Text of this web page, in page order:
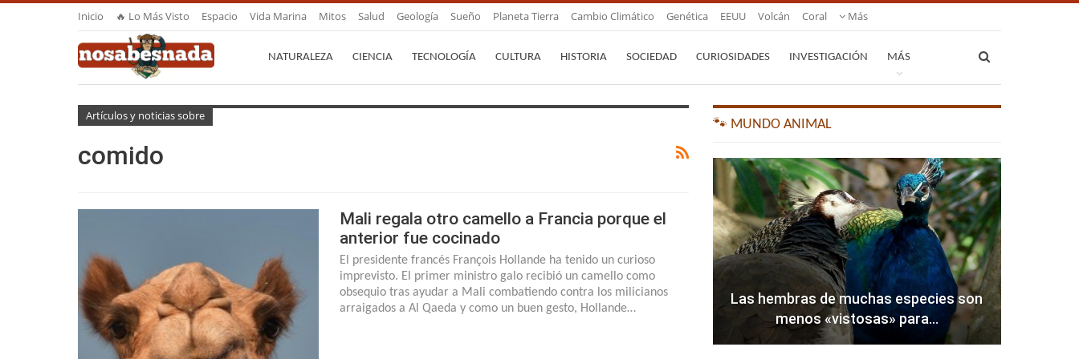
Inicio 🔥 Lo Más Visto Espacio Vida Marina Mitos Salud Geología Sueño Planeta Tierra Cambio Climático Genética EEUU Volcán Coral Más
NATURALEZA CIENCIA TECNOLOGÍA CULTURA HISTORIA SOCIEDAD CURIOSIDADES INVESTIGACIÓN MÁS
Artículos y noticias sobre
comido
Mali regala otro camello a Francia porque el
anterior fue cocinado
El presidente francés François Hollande ha tenido un curioso
imprevisto. El primer ministro galo recibió un camello como
obsequio tras ayudar a Mali combatiendo contra los milicianos
arraigados a Al Qaeda y como un buen gesto, Hollande…
🐾 MUNDO ANIMAL
Las hembras de muchas especies son
menos «vistosas» para…